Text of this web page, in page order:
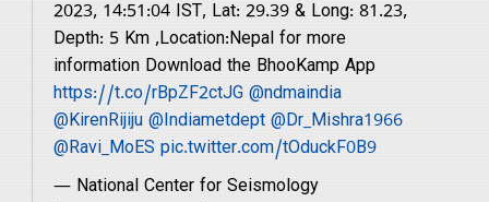
Advertise
With
2023, 14:51:04 IST, Lat: 29.39 & Long: 81.23,
Depth: 5 Km ,Location:Nepal for more
information Download the BhooKamp App
https://t.co/rBpZF2ctJG @ndmaindia
@KirenRijiju @Indiametdept @Dr_Mishra1966
@Ravi_MoES pic.twitter.com/tOduckF0B9
— National Center for Seismology